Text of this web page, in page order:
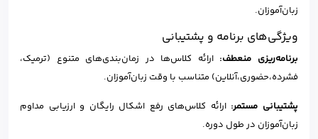
زبان‌آموزان.
ویژگی‌های برنامه و پشتیبانی
برنامه‌ریزی منعطف: ارائه کلاس‌ها در زمان‌بندی‌های متنوع (ترمیک،
فشرده،حضوری،آنلاین) متناسب با وقت زبان‌آموزان.
پشتیبانی مستمر: ارائه کلاس‌های رفع اشکال رایگان و ارزیابی مداوم
زبان‌آموزان در طول دوره.